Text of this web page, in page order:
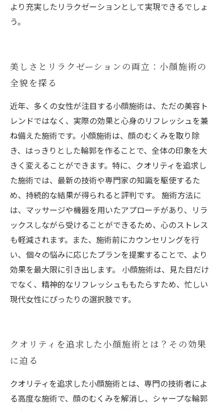
より充実したリラクゼーションとして実現できるでしょ
う。
美しさとリラクゼーションの両立：小顔施術の
全貌を探る
近年、多くの女性が注目する小顔施術は、ただの美容ト
レンドではなく、実際の効果と心身のリフレッシュを兼
ね備えた施術です。小顔施術は、顔のむくみを取り除
き、はっきりとした輪郭を作ることで、全体の印象を大
きく変えることができます。特に、クオリティを追求し
た施術では、最新の技術や専門家の知識を駆使するた
め、持続的な結果が得られると評判です。 施術方法に
は、マッサージや機器を用いたアプローチがあり、リラ
ックスしながら受けることができるため、心のストレス
も軽減されます。また、施術前にカウンセリングを行
い、個々の悩みに応じたプランを提案することで、より
効果を最大限に引き出します。 小顔施術は、見た目だけ
でなく、精神的なリフレッシュももたらすため、忙しい
現代女性にぴったりの選択肢です。
クオリティを追求した小顔施術とは？その効果
に迫る
クオリティを追求した小顔施術とは、専門の技術者によ
る高度な施術で、顔のむくみを解消し、シャープな輪郭